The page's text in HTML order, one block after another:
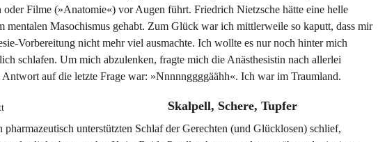
oder Filme (»Anatomie«) vor Augen führt. Friedrich Nietzsche hätte eine helle
mentalen Masochismus gehabt. Zum Glück war ich mittlerweile so kaputt, dass mir
Vorbereitung nicht mehr viel ausmachte. Ich wollte es nur noch hinter mich
schlafen. Um mich abzulenken, fragte mich die Anästhesistin nach allerlei
auf die letzte Frage war: »Nnnnnggggäähh«. Ich war im Traumland.
Skalpell, Schere, Tupfer
pharmazeutisch unterstützten Schlaf der Gerechten (und Glücklosen) schlief,